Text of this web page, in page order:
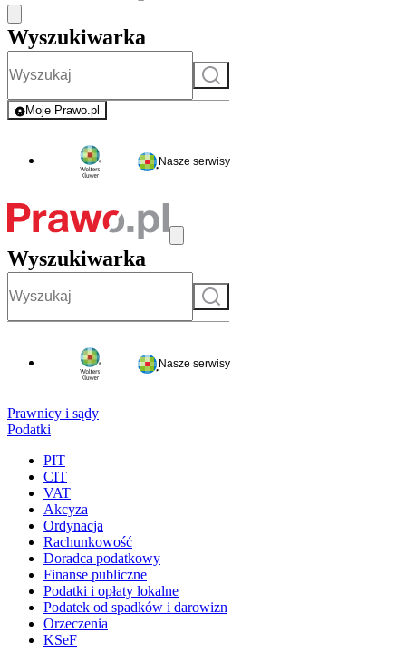
Wyszukiwarka
Szukaj
Moje Prawo.pl
- rejestracja i logowanie do serwisu
Nasze serwisy
Wyszukiwarka
Szukaj
Nasze serwisy
Prawnicy i sądy
Podatki
PIT
CIT
VAT
Akcyza
Ordynacja
Rachunkowość
Doradca podatkowy
Finanse publiczne
Podatki i opłaty lokalne
Podatek od spadków i darowizn
Orzeczenia
KSeF